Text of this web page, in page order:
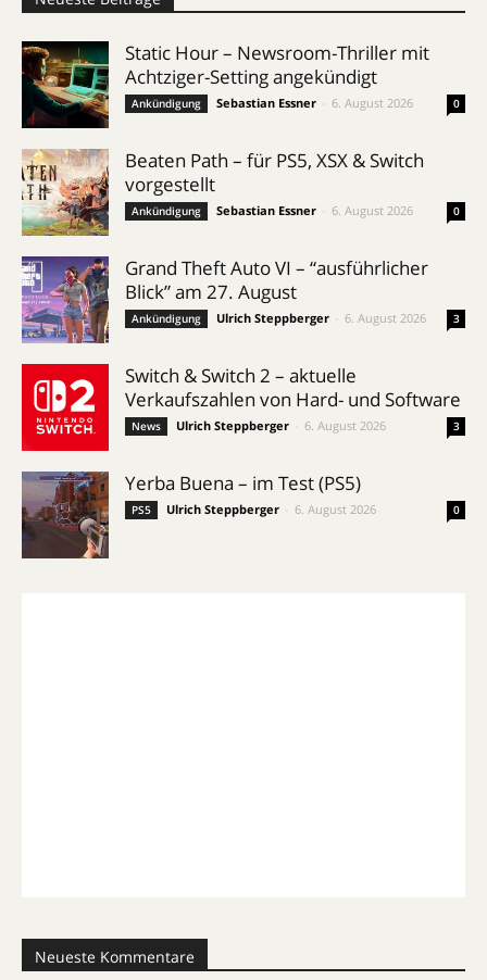
Static Hour – Newsroom-Thriller mit
Achtziger-Setting angekündigt
Ankündigung Sebastian Essner 6. August 2026 0
Beaten Path – für PS5, XSX & Switch
vorgestellt
Ankündigung Sebastian Essner 6. August 2026 0
Grand Theft Auto VI – “ausführlicher
Blick” am 27. August
Ankündigung Ulrich Steppberger 6. August 2026 3
Switch & Switch 2 – aktuelle
Verkaufszahlen von Hard- und Software
News Ulrich Steppberger 6. August 2026 3
Yerba Buena – im Test (PS5)
PS5 Ulrich Steppberger 6. August 2026 0
Neueste Kommentare